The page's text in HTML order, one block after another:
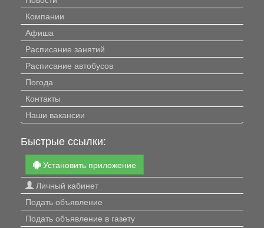
Компании
Афиша
Расписание занятий
Расписание автобусов
Погода
Контакты
Наши вакансии
Быстрые ссылки:
Установить приложение
Личный кабинет
Подать объявление
Подать объявление в газету